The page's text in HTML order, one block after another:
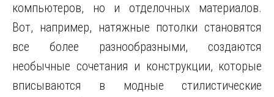
компьютеров, но и отделочных материалов.
Вот, например, натяжные потолки становятся
все более разнообразными, создаются
необычные сочетания и конструкции, которые
вписываются в модные стилистические